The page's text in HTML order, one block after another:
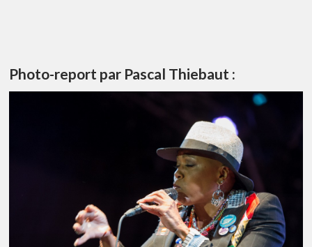
Photo-report par Pascal Thiebaut :